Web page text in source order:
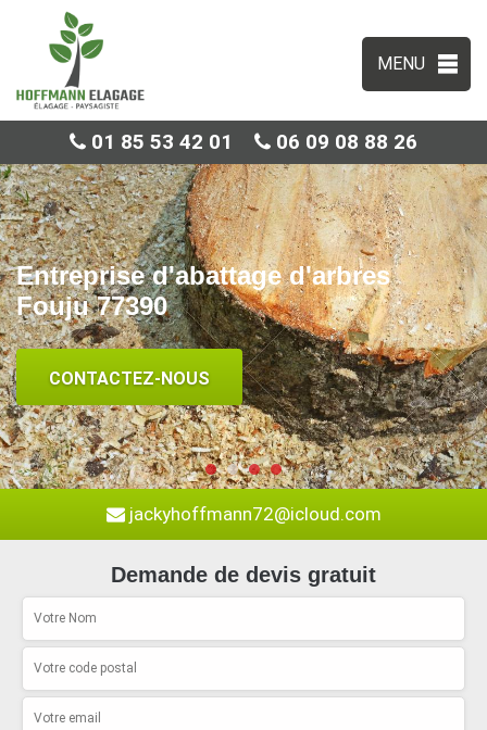
MENU
01 85 53 42 01 06 09 08 88 26
Entreprise d'abattage d'arbres
Fouju 77390
CONTACTEZ-NOUS
jackyhoffmann72@icloud.com
Demande de devis gratuit